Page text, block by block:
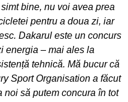
bine, nu voi avea prea
pentru a doua zi, iar
Dakarul este un concurs
energia – mai ales la
tehnică. Mă bucur că
Sport Organisation a făcut
noi să putem concura în tot